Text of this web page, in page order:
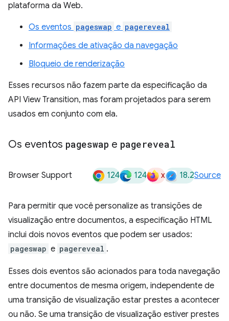
plataforma da Web.
Os eventos pageswap e pagereveal
Informações de ativação da navegação
Bloqueio de renderização
Esses recursos não fazem parte da especificação da
API View Transition, mas foram projetados para serem
usados em conjunto com ela.
Os eventos pageswap e pagereveal
Browser Support 124 124 x 18.2Source
Para permitir que você personalize as transições de
visualização entre documentos, a especificação HTML
inclui dois novos eventos que podem ser usados:
pageswap e pagereveal .
Esses dois eventos são acionados para toda navegação
entre documentos de mesma origem, independente de
uma transição de visualização estar prestes a acontecer
ou não. Se uma transição de visualização estiver prestes